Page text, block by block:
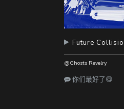
@Ghosts Revelry
你们最好了😋